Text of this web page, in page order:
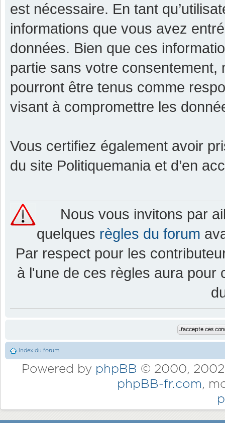
est nécessaire. En tant
informations que vous avez
données. Bien que ces
partie sans votre consentement,
pourront être tenus comme
visant à compromettre les
Vous certifiez également avoir
du site Politiquemania et d’en
Nous vous invitons par
quelques règles du forum
Par respect pour les
à l'une de ces règles aura pour
Index du forum
Powered by phpBB © 2000,
phpBB-fr.com,